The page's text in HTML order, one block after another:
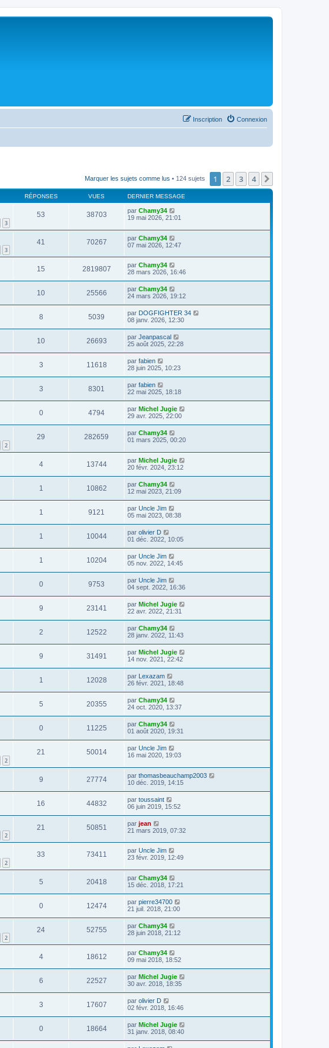
Connexion
Inscription
Marquer les sujets comme lus • 124 sujets 1 2 3 4
RÉPONSES VUES DERNIER MESSAGE
3
53 38703 par Chamy34
19 mai 2026, 21:01
3
41 70267 par Chamy34
07 mai 2026, 12:47
15 2819807 par Chamy34
28 mars 2026, 16:46
10 25566 par Chamy34
24 mars 2026, 19:12
8 5039 par DOGFIGHTER 34
08 janv. 2026, 12:30
10 26693 par Jeanpascal
25 août 2025, 22:28
3 11618 par fabien
28 juin 2025, 10:23
3 8301 par fabien
22 mai 2025, 18:18
0 4794 par Michel Jugie
29 avr. 2025, 22:00
2
29 282659 par Chamy34
01 mars 2025, 00:20
4 13744 par Michel Jugie
20 févr. 2024, 23:12
1 10862 par Chamy34
12 mai 2023, 21:09
1 9121 par Uncle Jim
05 mai 2023, 08:38
1 10044 par olivier D
01 déc. 2022, 10:05
1 10204 par Uncle Jim
05 nov. 2022, 14:45
0 9753 par Uncle Jim
04 sept. 2022, 16:36
9 23141 par Michel Jugie
22 avr. 2022, 21:31
2 12522 par Chamy34
28 janv. 2022, 11:43
9 31491 par Michel Jugie
14 nov. 2021, 22:42
1 12028 par Lexazam
26 févr. 2021, 18:48
5 20355 par Chamy34
24 oct. 2020, 13:37
0 11225 par Chamy34
01 août 2020, 19:31
2
21 50014 par Uncle Jim
16 mai 2020, 19:03
9 27774 par thomasbeauchamp2003
10 déc. 2019, 14:15
16 44832 par toussaint
06 juin 2019, 15:52
2
21 50851 par jean
21 mars 2019, 07:32
2
33 73411 par Uncle Jim
23 févr. 2019, 12:49
5 20418 par Chamy34
15 déc. 2018, 17:21
0 12474 par pierre34700
21 juil. 2018, 21:00
2
24 52755 par Chamy34
28 juin 2018, 21:12
4 18612 par Chamy34
09 mai 2018, 18:52
6 22527 par Michel Jugie
30 avr. 2018, 18:35
3 17607 par olivier D
02 févr. 2018, 16:46
0 18664 par Michel Jugie
31 janv. 2018, 08:40